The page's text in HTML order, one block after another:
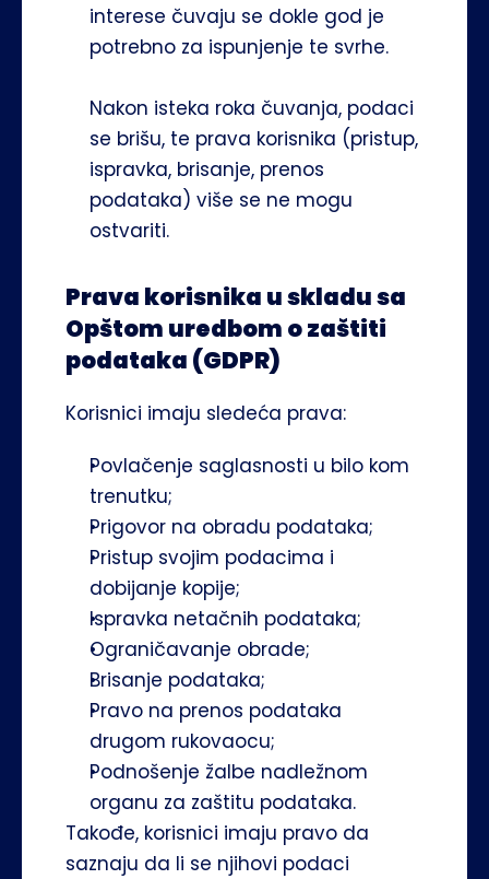
interese čuvaju se dokle god je
potrebno za ispunjenje te svrhe.
Nakon isteka roka čuvanja, podaci
se brišu, te prava korisnika (pristup,
ispravka, brisanje, prenos
podataka) više se ne mogu
ostvariti.
Prava korisnika u skladu sa
Opštom uredbom o zaštiti
podataka (GDPR)
Korisnici imaju sledeća prava:
Povlačenje saglasnosti u bilo kom
trenutku;
Prigovor na obradu podataka;
Pristup svojim podacima i
dobijanje kopije;
Ispravka netačnih podataka;
Ograničavanje obrade;
Brisanje podataka;
Pravo na prenos podataka
drugom rukovaocu;
Podnošenje žalbe nadležnom
organu za zaštitu podataka.
Takođe, korisnici imaju pravo da
saznaju da li se njihovi podaci